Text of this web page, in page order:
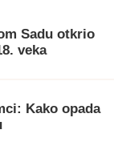
Sadu otkrio
veka
Kako opada